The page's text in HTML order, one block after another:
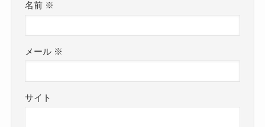
名前 ※
メール ※
サイト